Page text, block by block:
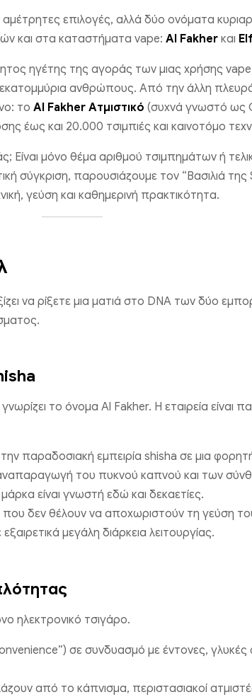
επιλογές, αλλά δύο ονόματα
και στα καταστήματα vape: Al Fakher και
ηγέτης της αγοράς των μιας χρήσης
εκατομμύρια ανθρώπους. Από την άλλη
το Al Fakher Ατμιστικό (συχνά γνωστό ως
έως και 20.000 τσιμπιές και καινοτόμο
Είναι μόνο θέμα αριθμού τσιμπημάτων ή
σύγκριση, παρουσιάζουμε τον “Βασιλιά της
γεύση και καθημερινή πρακτικότητα.
να ρίξετε μια ματιά στο DNA των δύο
το όνομα Al Fakher. Η εταιρεία είναι
παραδοσιακή εμπειρία shisha σε μια
αναπαραγωγή του πυκνού καπνού και των
είναι γνωστή εδώ και δεκαετίες.
δεν θέλουν να αποχωριστούν τη γεύση
μεγάλη διάρκεια λειτουργίας.
ηλεκτρονικό τσιγάρο.
σε συνδυασμό με έντονες, γλυκές
από το κάπνισμα, περιστασιακοί